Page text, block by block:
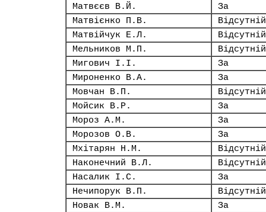
Матвєєв В.Й.
За
Матвієнко П.В.
Відсутній
Матвійчук Е.Л.
Відсутній
Мельников М.П.
Відсутній
Мигович І.І.
За
Мироненко В.А.
За
Мовчан В.П.
Відсутній
Мойсик В.Р.
За
Мороз А.М.
За
Морозов О.В.
За
Мхітарян Н.М.
Відсутній
Наконечний В.Л.
Відсутній
Насалик І.С.
За
Нечипорук В.П.
Відсутній
Новак В.М.
За